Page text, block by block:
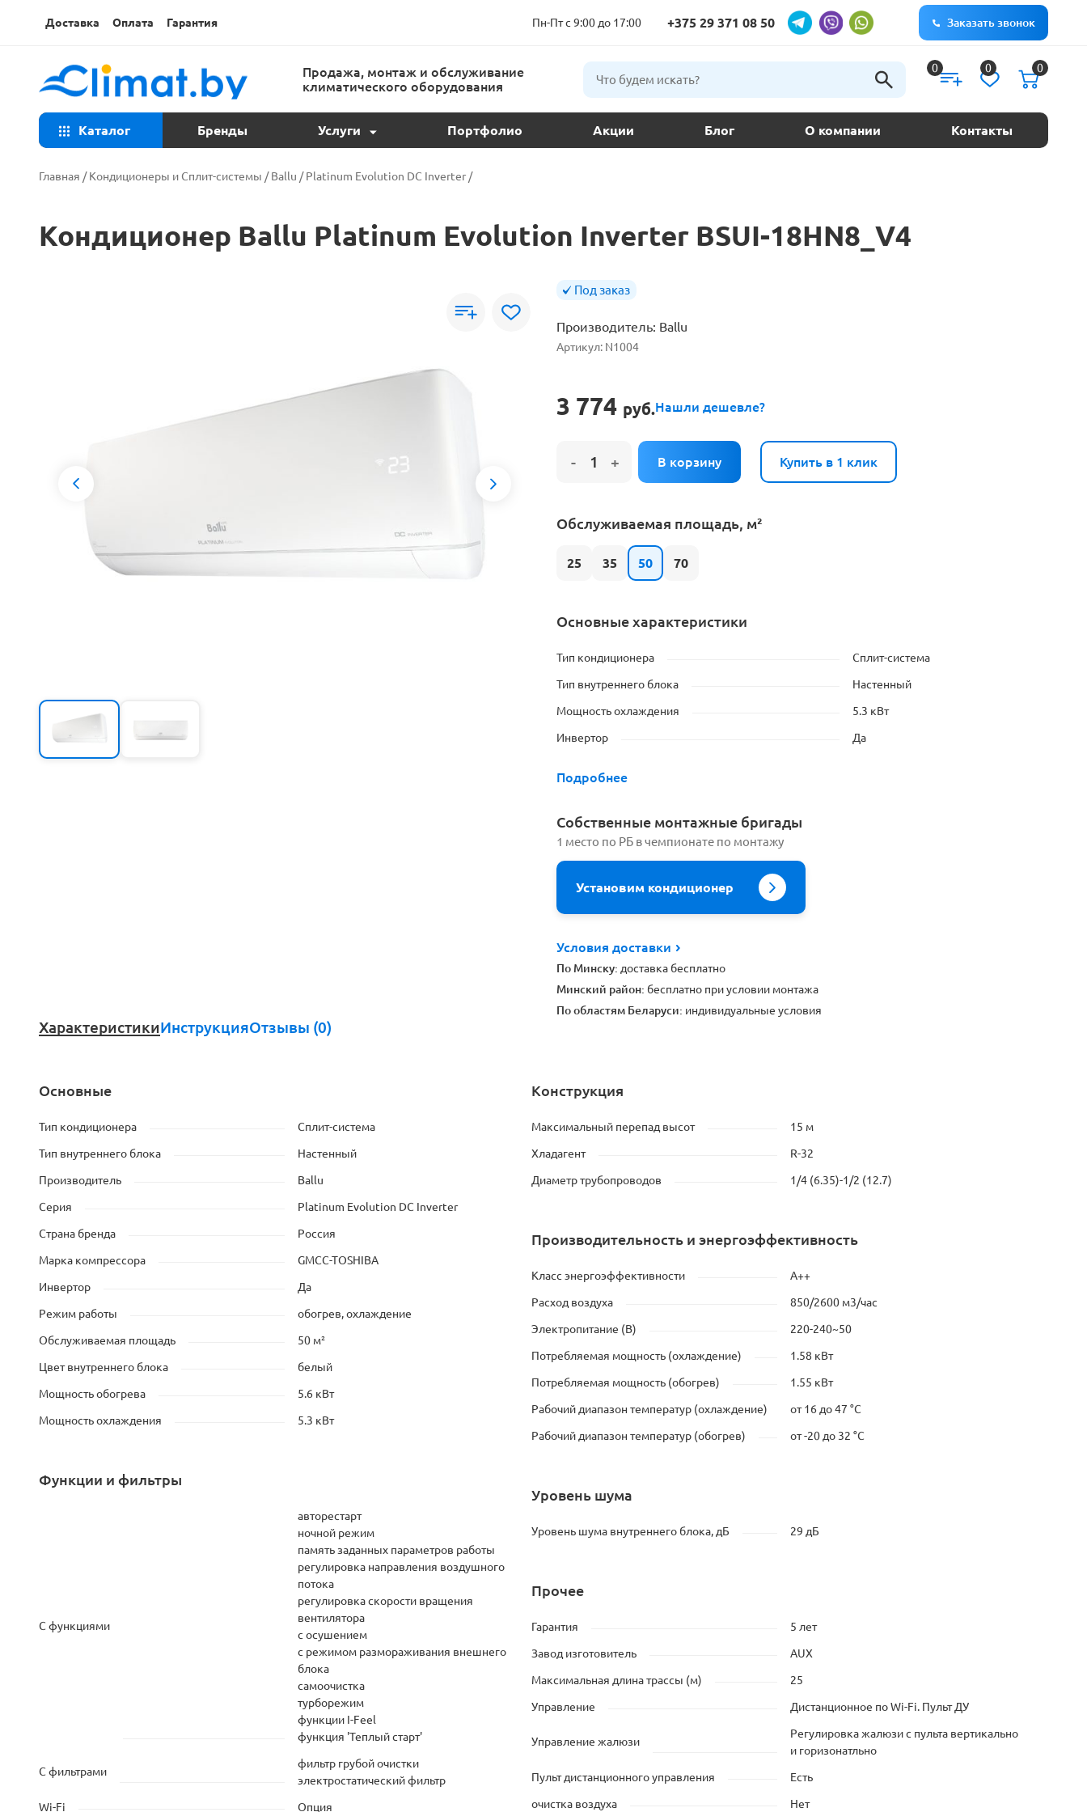
Доставка Оплата Гарантия Пн-Пт с 9:00 до 17:00 +375 29 371 08 50 Заказать звонок
Продажа, монтаж и обслуживание
климатического оборудования
0 0 0
Каталог Бренды Услуги
Установка кондиционера
Разрешение на установку кондиционера
Портфолио Акции Блог О компании Контакты
Главная /Кондиционеры и Сплит-системы /Ballu /Platinum Evolution DC Inverter /
Кондиционер Ballu Platinum Evolution Inverter BSUI-18HN8_V4
Previous
Next
Под заказ
Производитель: Ballu
Артикул: N1004
3 774 руб.Нашли дешевле?
Купить в 1 клик
Обслуживаемая площадь, м²
25 35 50 70
Основные характеристики
Тип кондиционера Сплит-система
Тип внутреннего блока Настенный
Мощность охлаждения 5.3 кВт
Инвертор Да
Подробнее
Cобственные монтажные бригады
1 место по РБ в чемпионате по монтажу
Установим кондиционер
Условия доставки
По Минску: доставка бесплатно
Минский район: бесплатно при условии монтажа
По областям Беларуси: индивидуальные условия
ХарактеристикиИнструкцияОтзывы (0)
Основные
Тип кондиционера Сплит-система
Тип внутреннего блока Настенный
Производитель Ballu
Серия Platinum Evolution DC Inverter
Страна бренда Россия
Марка компрессора GMCC-TOSHIBA
Инвертор Да
Режим работы обогрев, охлаждение
Обслуживаемая площадь 50 м²
Цвет внутреннего блока белый
Мощность обогрева 5.6 кВт
Мощность охлаждения 5.3 кВт
Функции и фильтры
С функциями
авторестарт
ночной режим
память заданных параметров работы
регулировка направления воздушного
потока
регулировка скорости вращения
вентилятора
с осушением
с режимом размораживания внешнего
блока
самоочистка
турборежим
функции I-Feel
функция 'Теплый старт'
С фильтрами
фильтр грубой очистки
электростатический фильтр
Wi-Fi Опция
Конструкция
Максимальный перепад высот 15 м
Хладагент R-32
Диаметр трубопроводов 1/4 (6.35)-1/2 (12.7)
Производительность и энергоэффективность
Класс энергоэффективности А++
Расход воздуха 850/2600 м3/час
Электропитание (В) 220-240~50
Потребляемая мощность (охлаждение) 1.58 кВт
Потребляемая мощность (обогрев) 1.55 кВт
Рабочий диапазон температур (охлаждение) от 16 до 47 °C
Рабочий диапазон температур (обогрев) от -20 до 32 °C
Уровень шума
Уровень шума внутреннего блока, дБ 29 дБ
Прочее
Гарантия 5 лет
Завод изготовитель AUX
Максимальная длина трассы (м) 25
Управление Дистанционное по Wi-Fi. Пульт ДУ
Управление жалюзи
Регулировка жалюзи с пульта вертикально
и горизонатльно
Пульт дистанционного управления Есть
очистка воздуха Нет